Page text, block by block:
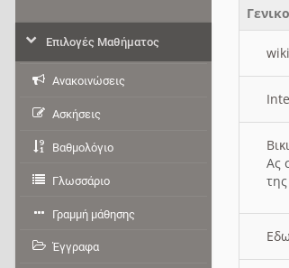
Ας
Επιλογές Μαθήματος
Ανακοινώσεις
Ασκήσεις
Βαθμολόγιο
Γλωσσάριο
Γραμμή μάθησης
Έγγραφα